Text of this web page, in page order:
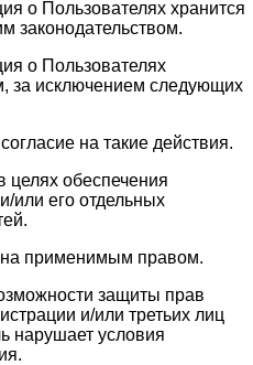
о Пользователях хранится
законодательством.
о Пользователях
за исключением следующих
на такие действия.
целях обеспечения
или его отдельных
применимым правом.
защиты прав
и/или третьих лиц
нарушает условия